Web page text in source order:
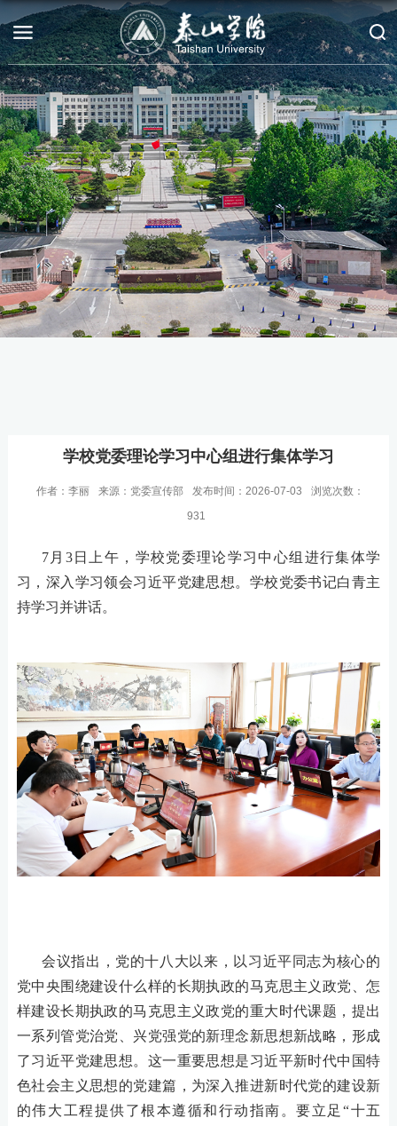
学校党委理论学习中心组进行集体学习
作者：李丽 来源：党委宣传部 发布时间：2026-07-03
浏览次数：
931
7月3日上午，学校党委理论学习中心组进行集体学
习，深入学习领会习近平党建思想。学校党委书记白青主
持学习并讲话。
会议指出，党的十八大以来，以习近平同志为核心的
党中央围绕建设什么样的长期执政的马克思主义政党、怎
样建设长期执政的马克思主义政党的重大时代课题，提出
一系列管党治党、兴党强党的新理念新思想新战略，形成
了习近平党建思想。这一重要思想是习近平新时代中国特
色社会主义思想的党建篇，为深入推进新时代党的建设新
的伟大工程提供了根本遵循和行动指南。要立足 “十五